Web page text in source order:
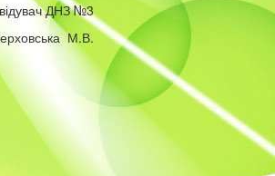
ДНЗ №3
М.В.